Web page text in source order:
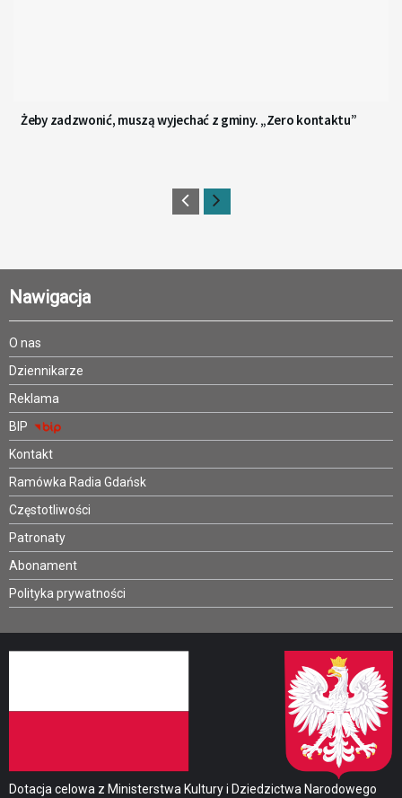
Żeby zadzwonić, muszą wyjechać z gminy. „Zero kontaktu”
Nawigacja
O nas
Dziennikarze
Reklama
BIP
Kontakt
Ramówka Radia Gdańsk
Częstotliwości
Patronaty
Abonament
Polityka prywatności
Dotacja celowa z Ministerstwa Kultury i Dziedzictwa Narodowego